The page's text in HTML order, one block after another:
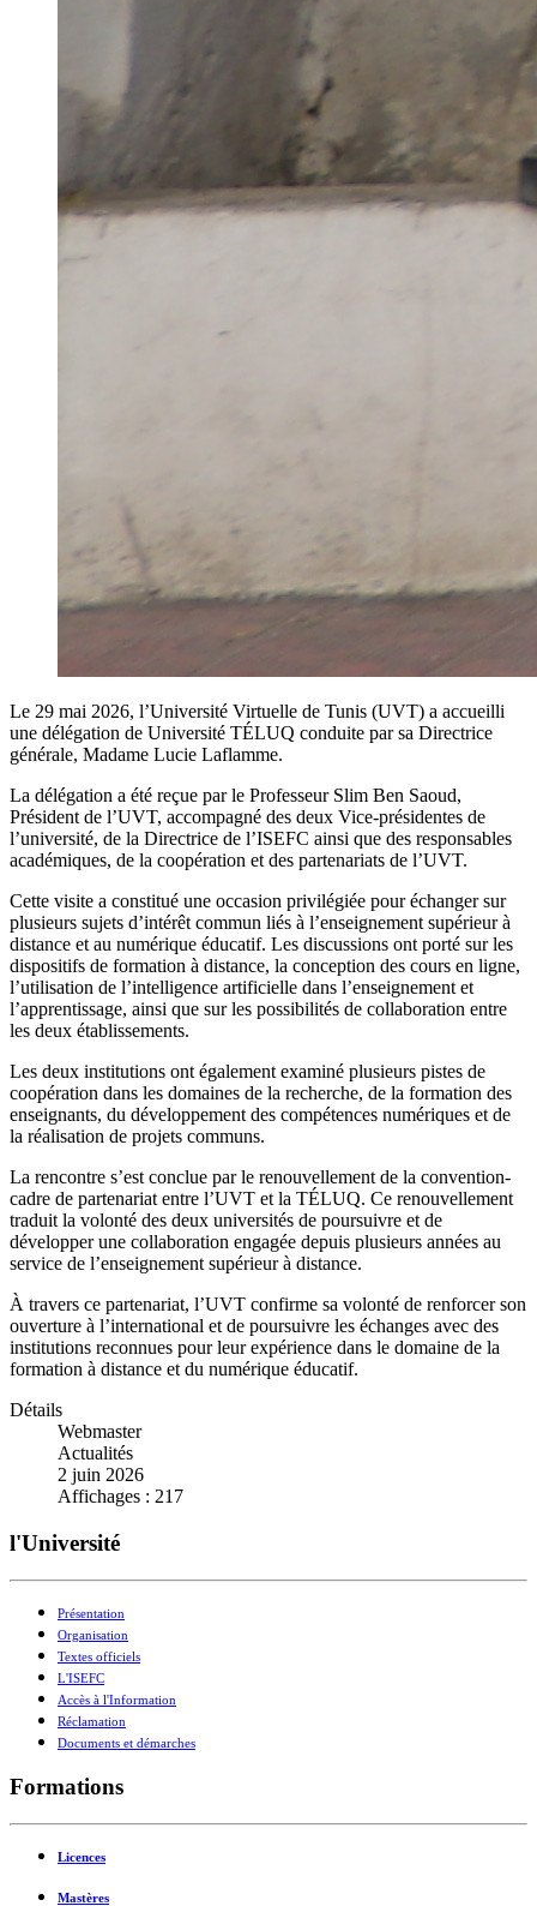
Le 29 mai 2026, l’Université Virtuelle de Tunis (UVT) a accueilli
une délégation de Université TÉLUQ conduite par sa Directrice
générale, Madame Lucie Laflamme.
La délégation a été reçue par le Professeur Slim Ben Saoud,
Président de l’UVT, accompagné des deux Vice-présidentes de
l’université, de la Directrice de l’ISEFC ainsi que des responsables
académiques, de la coopération et des partenariats de l’UVT.
Cette visite a constitué une occasion privilégiée pour échanger sur
plusieurs sujets d’intérêt commun liés à l’enseignement supérieur à
distance et au numérique éducatif. Les discussions ont porté sur les
dispositifs de formation à distance, la conception des cours en ligne,
l’utilisation de l’intelligence artificielle dans l’enseignement et
l’apprentissage, ainsi que sur les possibilités de collaboration entre
les deux établissements.
Les deux institutions ont également examiné plusieurs pistes de
coopération dans les domaines de la recherche, de la formation des
enseignants, du développement des compétences numériques et de
la réalisation de projets communs.
La rencontre s’est conclue par le renouvellement de la convention-
cadre de partenariat entre l’UVT et la TÉLUQ. Ce renouvellement
traduit la volonté des deux universités de poursuivre et de
développer une collaboration engagée depuis plusieurs années au
service de l’enseignement supérieur à distance.
À travers ce partenariat, l’UVT confirme sa volonté de renforcer son
ouverture à l’international et de poursuivre les échanges avec des
institutions reconnues pour leur expérience dans le domaine de la
formation à distance et du numérique éducatif.
Détails
Webmaster
Actualités
2 juin 2026
Affichages : 217
l'Université
Présentation
Organisation
Textes officiels
L'ISEFC
Accès à l'Information
Réclamation
Documents et démarches
Formations
Licences
Mastères